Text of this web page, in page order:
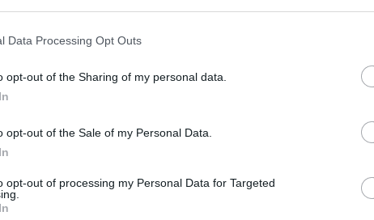
Data Processing Opt Outs
opt-out of the Sharing of my personal data.
opt-out of the Sale of my Personal Data.
opt-out of processing my Personal Data for Targeted
1 h 50 min
Simple Trick Removes
From Your
6 h 0 min
Fungus Dries Up And Falls
Off After The First Use